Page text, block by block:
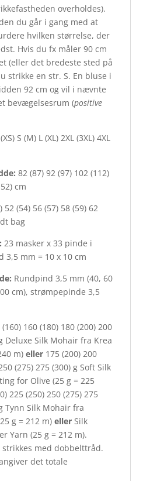
overholdes).
du går i gang med at
hvilken størrelse, der
Hvis du fx måler 90 cm
(eller det bredeste sted på
strikke en str. S. En bluse i
92 cm og vil i nævnte
bevægelsesrum (positive
S (M) L (XL) 2XL (3XL) 4XL
82 (87) 92 (97) 102 (112)
cm
52 (54) 56 (57) 58 (59) 62
bag
23 masker x 33 pinde i
3,5 mm = 10 x 10 cm
Rundpind 3,5 mm (40, 60
cm), strømpepinde 3,5
(160) 160 (180) 180 (200) 200
Deluxe Silk Mohair fra Krea
m) eller175 (200) 200
(275) 275 (300) g Soft Silk
for Olive (25 g = 225
225 (250) 250 (275) 275
Tynn Silk Mohair fra
g = 212 m) ellerSilk
Yarn (25 g = 212 m).
med dobbelttråd.
det totale